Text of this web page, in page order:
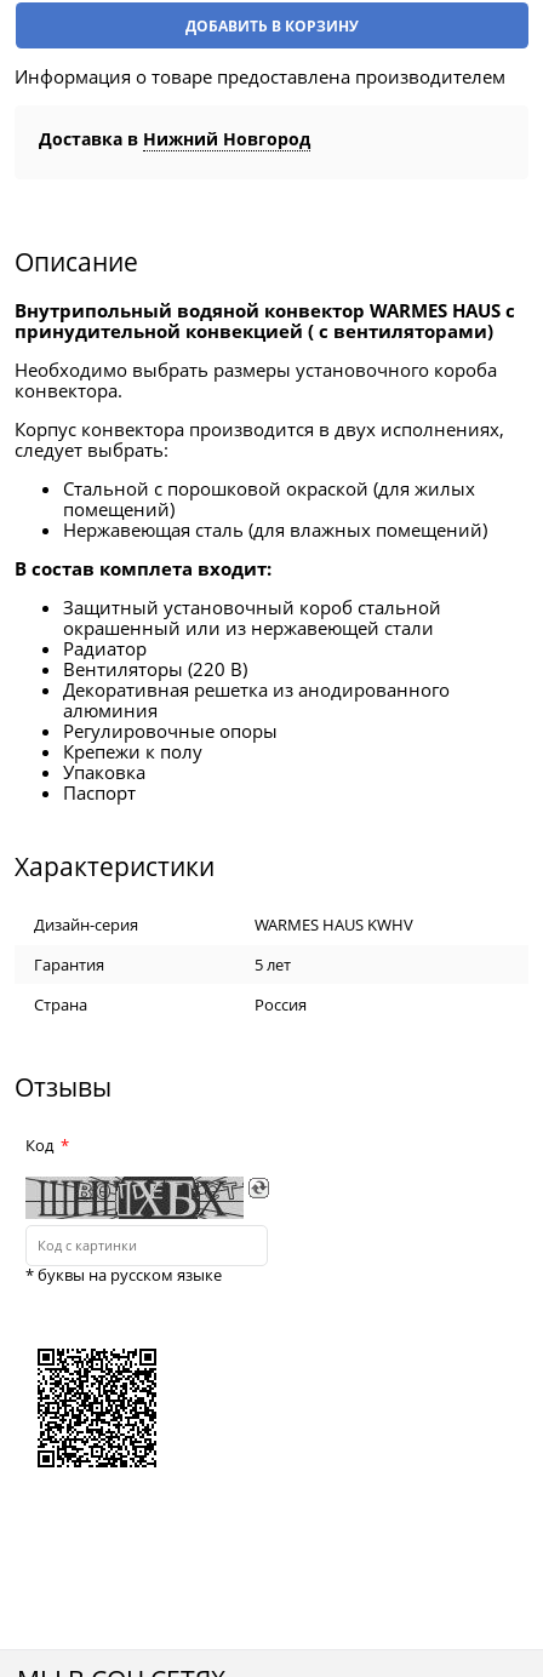
ДОБАВИТЬ В КОРЗИНУ
Информация о товаре предоставлена производителем
Доставка в Нижний Новгород
Описание
Внутрипольный водяной конвектор WARMES HAUS с
принудительной конвекцией ( с вентиляторами)
Необходимо выбрать размеры установочного короба
конвектора.
Корпус конвектора производится в двух исполнениях,
следует выбрать:
Стальной с порошковой окраской (для жилых
помещений)
Нержавеющая сталь (для влажных помещений)
В состав комплета входит:
Защитный установочный короб стальной
окрашенный или из нержавеющей стали
Радиатор
Вентиляторы (220 В)
Декоративная решетка из анодированного
алюминия
Регулировочные опоры
Крепежи к полу
Упаковка
Паспорт
Характеристики
Дизайн-серия
WARMES HAUS KWHV
Гарантия
5 лет
Страна
Россия
Отзывы
Код
* буквы на русском языке